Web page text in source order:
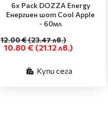
6x Pack DOZZA Energy
Енергиен шот Cool Apple
- 60мл
10.80 € (21.12 лв.)
12.00 €(23.47 лв.)
Купи сега